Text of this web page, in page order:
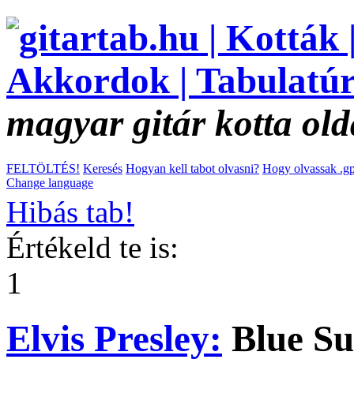
magyar gitár kotta
FELTÖLTÉS! Keresés Hogyan kell tabot olvasni? Hogy olvassak
Change language
Hibás tab!
Értékeld te is:
1
Elvis Presley: Blue